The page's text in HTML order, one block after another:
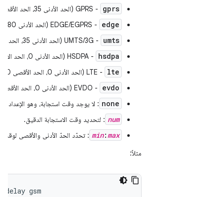
gprs - GPRS (الحد الأدنى 35، الحد الأقصى 200).
edge - EDGE/EGPRS (الحد الأدنى 80، الحد الأقصى 400).
umts - UMTS/3G (الحد الأدنى 35، الحد الأقصى 200)
hsdpa - HSDPA (الحد الأدنى 0، الحد الأقصى 0)
lte - LTE (الحد الأدنى 0، الحد الأقصى 0)
evdo - EVDO (الحد الأدنى 0، الحد الأقصى 0)
none : لا يوجد وقت استجابة، وهو الإعداد التلقائي (الحد
num : لتحديد وقت الاستجابة الدقيق.
min:max
: تحدّد الحدّ الأدنى والأقصى لوقت
مثلاً:
gsm